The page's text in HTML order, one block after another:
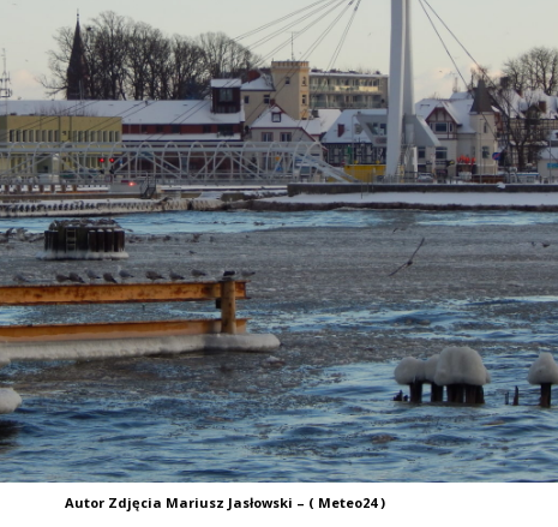
Autor Zdjęcia Mariusz Jasłowski – ( Meteo24 )